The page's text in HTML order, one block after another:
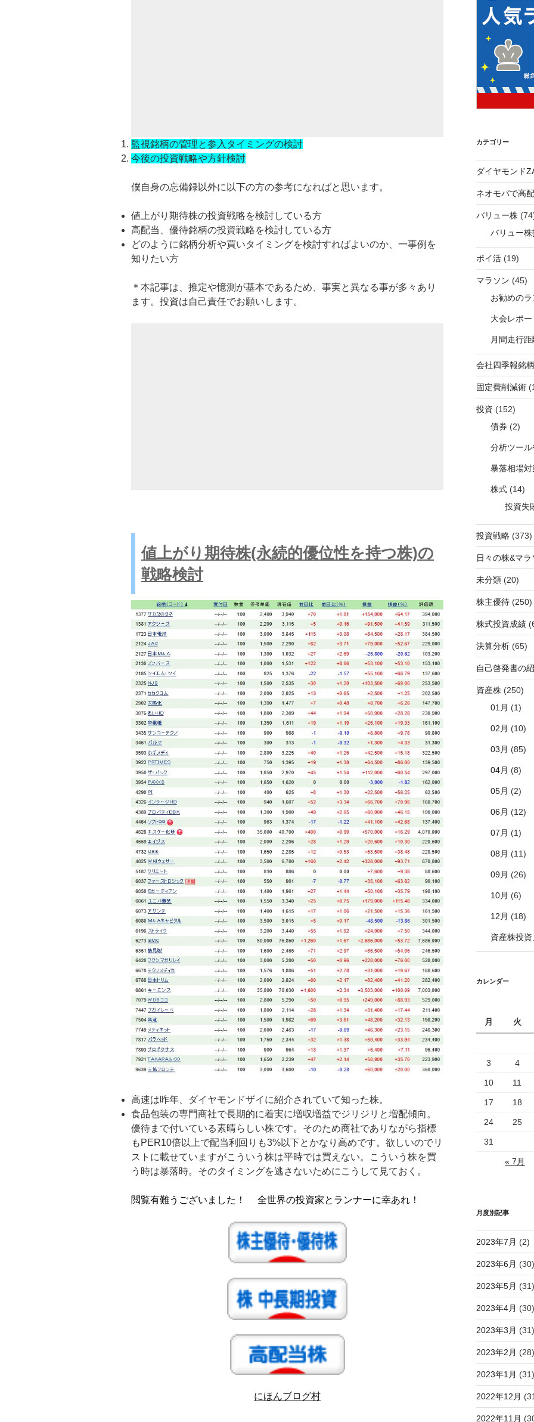
監視銘柄の管理と参入タイミングの検討
今後の投資戦略や方針検討
僕自身の忘備録以外に以下の方の参考になればと思います。
値上がり期待株の投資戦略を検討している方
高配当、優待銘柄の投資戦略を検討している方
どのように銘柄分析や買いタイミングを検討すればよいのか、一事例を
知りたい方
＊本記事は、推定や憶測が基本であるため、事実と異なる事が多々あり
ます。投資は自己責任でお願いします。
値上がり期待株(永続的優位性を持つ株)の
戦略検討
高速は昨年、ダイヤモンドザイに紹介されていて知った株。
食品包装の専門商社で長期的に着実に増収増益でジリジリと増配傾向。
優待まで付いている素晴らしい株です。そのため商社でありながら指標
もPER10倍以上で配当利回りも3%以下とかなり高めです。欲しいのでリ
ストに載せていますがこういう株は平時では買えない。こういう株を買
う時は暴落時。そのタイミングを逃さないためにこうして見ておく。
閲覧有難うございました！ 全世界の投資家とランナーに幸あれ！
にほんブログ村
カテゴリー
ダイヤモンド
ネオモバで高
バリュー株
バリュー
ポイ活(19)
マラソン (45)
お勧めの
大会レポー
月間走行距
会社四季報銘
固定費削減術
投資 (152)
債券 (2)
分析ツー
暴落相場対
株式(14)
投資失
投資戦略(373)
日々の株&マ
未分類(20)
株主優待(250)
株式投資成績
決算分析(65)
自己啓発書の
資産株(250)
01月 (1)
02月 (10)
03月 (85)
04月 (8)
05月 (2)
06月 (12)
07月 (1)
08月 (11)
09月 (26)
10月 (6)
12月 (18)
資産株投資
カレンダー
月
火
3 4
10 11
17 18
24 25
31
« 7月
月度別記事
2023年7月 (2)
2023年6月 (30)
2023年5月 (31)
2023年4月 (30)
2023年3月 (31)
2023年2月 (28)
2023年1月 (31)
2022年12月
2022年11月